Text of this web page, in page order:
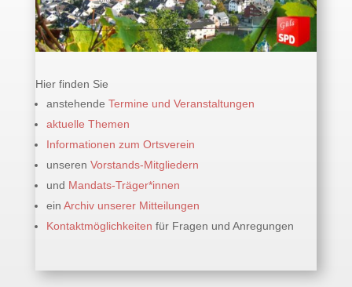
Hier finden Sie
anstehende Termine und Veranstaltungen
aktuelle Themen
Informationen zum Ortsverein
unseren Vorstands-Mitgliedern
und Mandats-Träger*innen
ein Archiv unserer Mitteilungen
Kontaktmöglichkeiten für Fragen und Anregungen